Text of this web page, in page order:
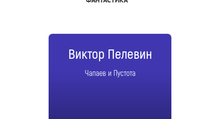
Виктор Пелевин
Чапаев и Пустота